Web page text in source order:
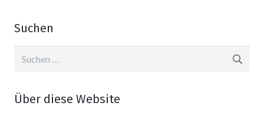
Suchen
Über diese Website